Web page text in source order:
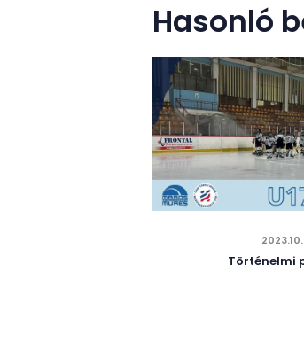
Hasonló
Történelmi